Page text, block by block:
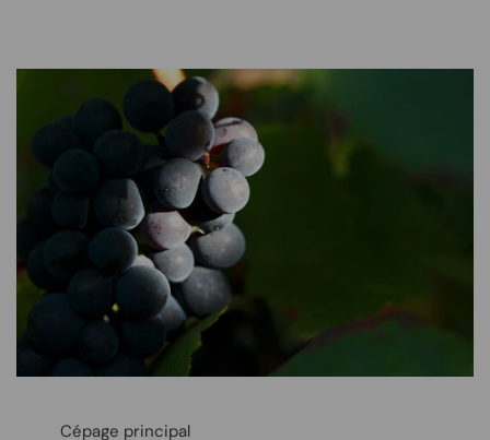
Cépage principal